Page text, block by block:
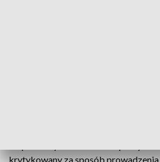
krytykowany za sposób